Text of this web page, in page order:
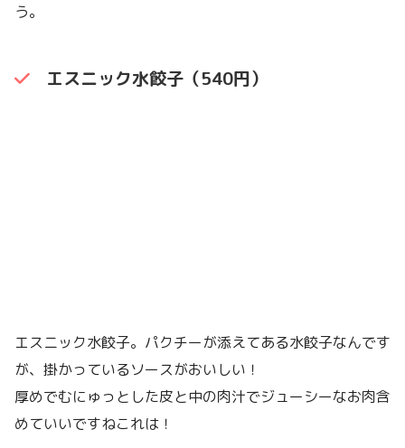
う。
エスニック水餃子（540円）
エスニック水餃子。パクチーが添えてある水餃子なんです
が、掛かっているソースがおいしい！
厚めでむにゅっとした皮と中の肉汁でジューシーなお肉含
めていいですねこれは！